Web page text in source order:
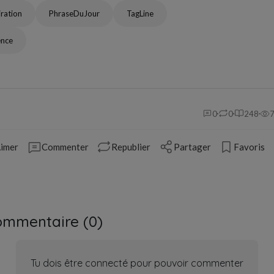
PhraseDuJour TagLine
0 0 248
Commenter Republier Partager Favoris
(0)
Tu dois être connecté pour pouvoir commenter